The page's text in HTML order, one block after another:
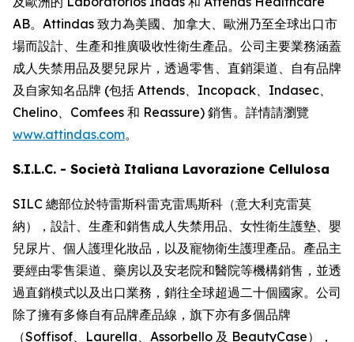
AB。Attindas 致力為美國、加拿大、歐洲乃至全球出口市
場而設計、生產和推廣吸收性衛生產品。公司主要業務涵蓋
成人失禁用品及嬰兒尿片，透過零售、直銷渠道、自有品牌
及自家知名品牌 (包括 Attends、Incopack、Indasec、
Chelino、Comfees 和 Reassure) 銷售。詳情請瀏覽
www.attindas.com。
S.I.L.C. - Società Italiana Lavorazione Cellulosa
SILC 總部位於特雷斯科雷克雷馬斯科（意大利克雷莫
納），設計、生產和銷售成人失禁用品、女性衛生護墊、嬰
兒尿片、個人護理化妝品，以及寵物衛生護理產品。產品主
要經由零售渠道、藥房以及安老院和醫院等機構銷售，並透
過直銷模式以及出口業務，銷往全球超過二十個國家。公司
除了擁有多條自有品牌產品線，旗下亦有多個品牌
（Soffisof、Laurella、Assorbello 及 BeautyCase），